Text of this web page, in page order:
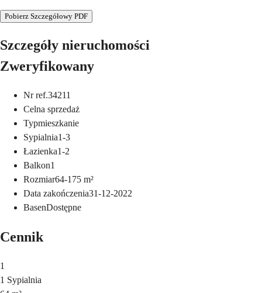
Pobierz Szczegółowy PDF
Szczegóły nieruchomości
Zweryfikowany
Nr ref.34211
Celna sprzedaż
Typmieszkanie
Sypialnia1-3
Łazienka1-2
Balkon1
Rozmiar64-175 m²
Data zakończenia31-12-2022
BasenDostępne
Cennik
1
1 Sypialnia